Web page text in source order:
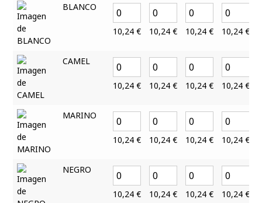
BLANCO
10,24 € 10,24 € 10,24 € 10,24 €
CAMEL
10,24 € 10,24 € 10,24 € 10,24 €
MARINO
10,24 € 10,24 € 10,24 € 10,24 €
NEGRO
10,24 € 10,24 € 10,24 € 10,24 €